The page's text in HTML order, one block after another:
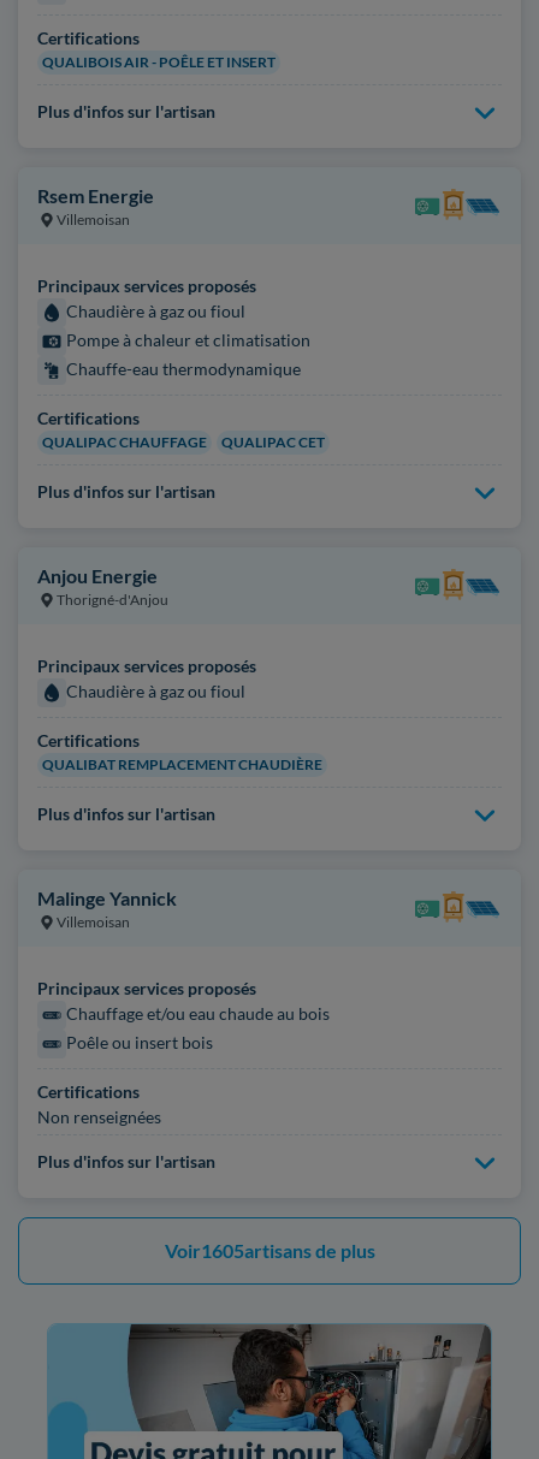
Certifications
QUALIBOIS AIR - POÊLE ET INSERT
Plus d'infos sur l'artisan
Rsem Energie
Villemoisan
Principaux services proposés
Chaudière à gaz ou fioul
Pompe à chaleur et climatisation
Chauffe-eau thermodynamique
Certifications
QUALIPAC CHAUFFAGE QUALIPAC CET
Plus d'infos sur l'artisan
Anjou Energie
Thorigné-d'Anjou
Principaux services proposés
Chaudière à gaz ou fioul
Certifications
QUALIBAT REMPLACEMENT CHAUDIÈRE
Plus d'infos sur l'artisan
Malinge Yannick
Villemoisan
Principaux services proposés
Chauffage et/ou eau chaude au bois
Poêle ou insert bois
Certifications
Non renseignées
Plus d'infos sur l'artisan
Voir1605artisans de plus